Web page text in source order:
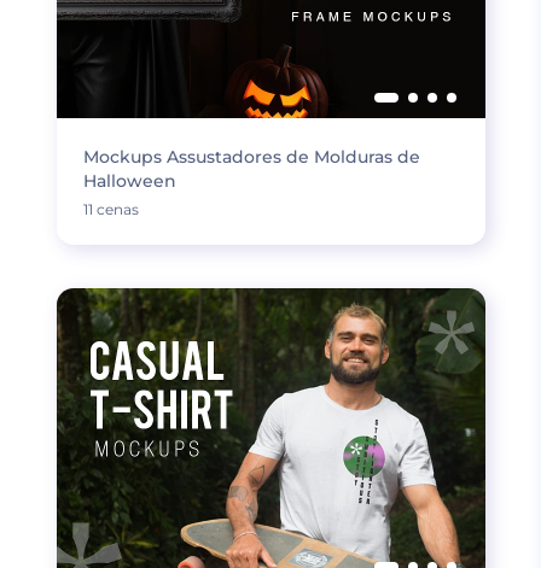
Mockups Assustadores de Molduras de
Halloween
11 cenas